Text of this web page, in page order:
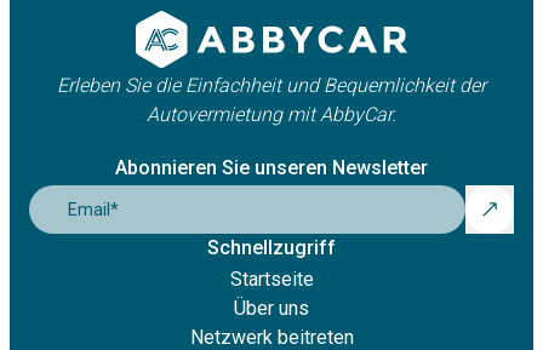
Erleben Sie die Einfachheit und Bequemlichkeit der
Autovermietung mit AbbyCar.
Abonnieren Sie unseren Newsletter
Email *
Schnellzugriff
Startseite
Über uns
Netzwerk beitreten